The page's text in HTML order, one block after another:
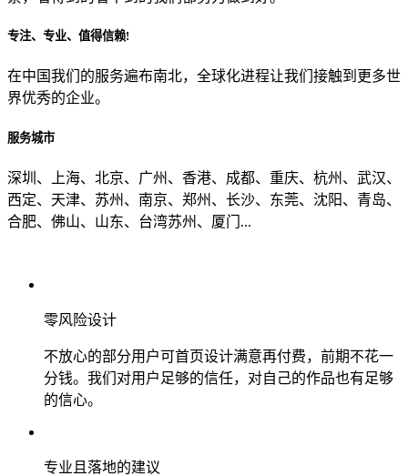
专注、专业、值得信赖!
在中国我们的服务遍布南北，全球化进程让我们接触到更多世
界优秀的企业。
服务城市
深圳、上海、北京、广州、香港、成都、重庆、杭州、武汉、
西定、天津、苏州、南京、郑州、长沙、东莞、沈阳、青岛、
合肥、佛山、山东、台湾苏州、厦门...
零风险设计
不放心的部分用户可首页设计满意再付费，前期不花一
分钱。我们对用户足够的信任，对自己的作品也有足够
的信心。
专业且落地的建议